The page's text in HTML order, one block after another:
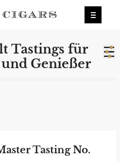
zum besten Whiskyshop
gewählt. Mehr erfahren.
Tastings für
Genießer
Tasting No.